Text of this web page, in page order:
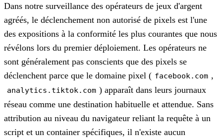
Dans notre surveillance des opérateurs de jeux d'argent
agréés, le déclenchement non autorisé de pixels est l'une
des expositions à la conformité les plus courantes que nous
révélons lors du premier déploiement. Les opérateurs ne
sont généralement pas conscients que des pixels se
déclenchent parce que le domaine pixel ( facebook.com ,
analytics.tiktok.com ) apparaît dans leurs journaux
réseau comme une destination habituelle et attendue. Sans
attribution au niveau du navigateur reliant la requête à un
script et un container spécifiques, il n'existe aucun